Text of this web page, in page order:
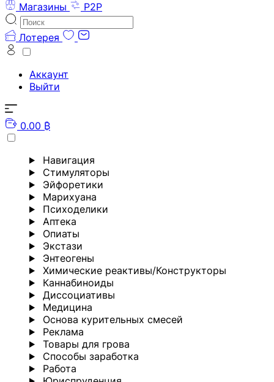
Магазины
P2P
Лотерея
Аккаунт
Выйти
0.00 ₿
Навигация
Стимуляторы
Эйфоретики
Марихуана
Психоделики
Аптека
Опиаты
Экстази
Энтеогены
Химические реактивы/Конструкторы
Каннабиноиды
Диссоциативы
Медицина
Основа курительных смесей
Реклама
Товары для грова
Способы заработка
Работа